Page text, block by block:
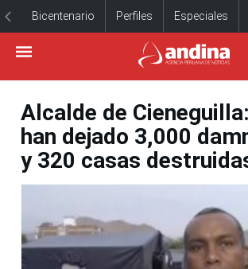
Bicentenario Perfiles Especiales
Alcalde de
han dejado 3,000
y 320 casas